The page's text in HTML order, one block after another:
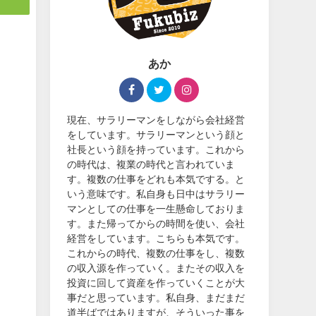
あか
現在、サラリーマンをしながら会社経営
をしています。サラリーマンという顔と
社長という顔を持っています。これから
の時代は、複業の時代と言われていま
す。複数の仕事をどれも本気でする。と
いう意味です。私自身も日中はサラリー
マンとしての仕事を一生懸命しておりま
す。また帰ってからの時間を使い、会社
経営をしています。こちらも本気です。
これからの時代、複数の仕事をし、複数
の収入源を作っていく。またその収入を
投資に回して資産を作っていくことが大
事だと思っています。私自身、まだまだ
道半ばではありますが、そういった事を